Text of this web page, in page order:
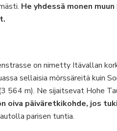
He yhdessä monen
on nimetty Itävallan
sellaisia mörssäreitä kuin
564 m). Ne sijaitsevat Hohe
oiva päiväretkikohde, jos
parisen tuntia.